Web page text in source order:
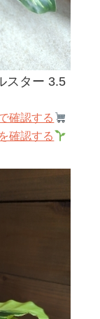
スター 3.5
確認する
確認する